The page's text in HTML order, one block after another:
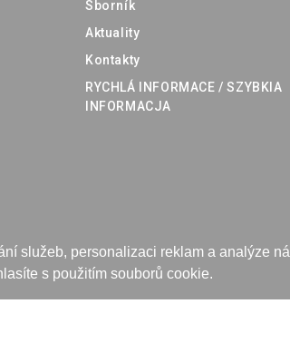
služeb, personalizaci reklam a analýze
s použitím souborů cookie.
Sborník
Aktuality
Kontakty
RYCHLÁ INFORMACE / SZYBKIA
INFORMACJA
webových stránek | eshop rychle